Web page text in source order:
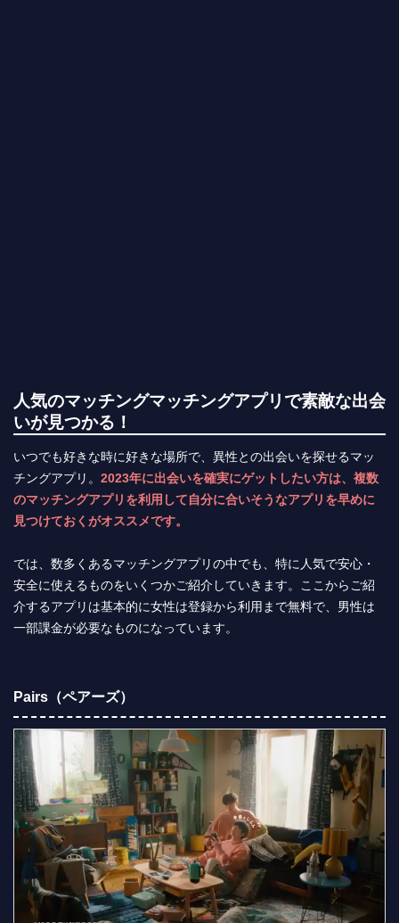
人気のマッチングマッチングアプリで素敵な出会
いが見つかる！
いつでも好きな時に好きな場所で、異性との出会いを探せるマッ
チングアプリ。 2023年に出会いを確実にゲットしたい方は、複数
のマッチングアプリを利用して自分に合いそうなアプリを早めに
見つけておくがオススメです。
では、数多くあるマッチングアプリの中でも、特に人気で安心・
安全に使えるものをいくつかご紹介していきます。ここからご紹
介するアプリは基本的に女性は登録から利用まで無料で、男性は
一部課金が必要なものになっています。
Pairs（ペアーズ）